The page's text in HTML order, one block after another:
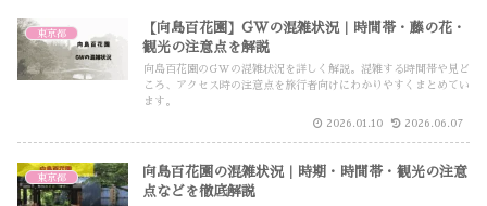
東京都
【向島百花園】GWの混雑状況｜時間帯・藤の花・
観光の注意点を解説
向島百花園のGWの混雑状況を詳しく解説。混雑する時間帯や見ど
ころ、アクセス時の注意点を旅行者向けにわかりやすくまとめてい
ます。
2026.01.10 2026.06.07
東京都
向島百花園の混雑状況｜時期・時間帯・観光の注意
点などを徹底解説